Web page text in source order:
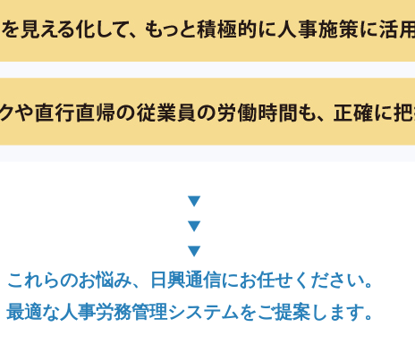
▼
▼
▼
これらのお悩み、日興通信にお任せください。
最適な人事労務管理システムをご提案します。